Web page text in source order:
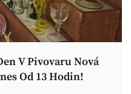
V Pivovaru Nová
Od 13 Hodin!